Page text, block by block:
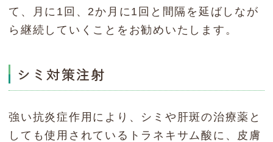
て、月に1回、2か月に1回と間隔を延ばしなが
ら継続していくことをお勧めいたします。
シミ対策注射
強い抗炎症作用により、シミや肝斑の治療薬と
しても使用されているトラネキサム酸に、皮膚